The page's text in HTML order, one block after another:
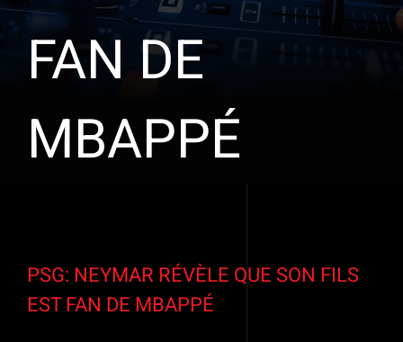
FAN DE
MBAPPÉ
l'image
agrandie
PSG: NEYMAR RÉVÈLE QUE SON FILS
EST FAN DE MBAPPÉ